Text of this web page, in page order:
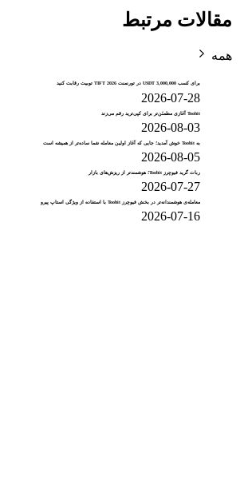
مقالات مرتبط
همه
برای کسب 3,000,000 USDT در تورنمنت TIFT 2026 تو‌بیت رقابت کنید
2026-07-28
Toobit آغازی مطمئن‌تر برای کپی‌ترید رقم می‌زند
2026-08-03
به Toobit خوش آمدید؛ جایی که آغاز اولین معامله شما ساده‌تر از همیشه است
2026-08-05
ربات گرید فیوچرز Toobit؛ هوشمندتر از ریزش‌های بازار
2026-07-27
معامله‌ی هوشمندانه‌تر در بخش فیوچرز Toobit با استفاده از ویژگی استاپ پیرو
2026-07-16